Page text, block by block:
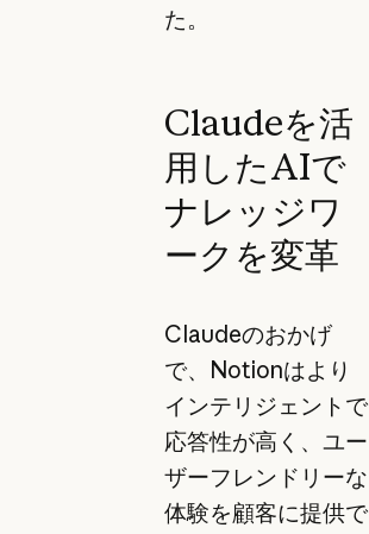
た。
Claudeを活
用したAIで
ナレッジワ
ークを変革
Claudeのおかげ
で、Notionはより
インテリジェントで
応答性が高く、ユー
ザーフレンドリーな
体験を顧客に提供で